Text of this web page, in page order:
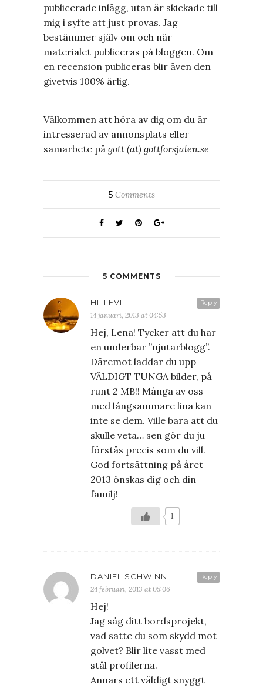
publicerade inlägg, utan är skickade till
mig i syfte att just provas. Jag
bestämmer själv om och när
materialet publiceras på bloggen. Om
en recension publiceras blir även den
givetvis 100% ärlig.
Välkommen att höra av dig om du är
intresserad av annonsplats eller
samarbete på gott (at) gottforsjalen.se
5Comments
5 COMMENTS
Reply
HILLEVI
14 januari, 2013 at 04:53
Hej, Lena! Tycker att du har
en underbar ”njutarblogg”.
Däremot laddar du upp
VÄLDIGT TUNGA bilder, på
runt 2 MB!! Många av oss
med långsammare lina kan
inte se dem. Ville bara att du
skulle veta… sen gör du ju
förstås precis som du vill.
God fortsättning på året
2013 önskas dig och din
familj!
1
Reply
DANIEL SCHWINN
24 februari, 2013 at 05:06
Hej!
Jag såg ditt bordsprojekt,
vad satte du som skydd mot
golvet? Blir lite vasst med
stål profilerna.
Annars ett väldigt snyggt